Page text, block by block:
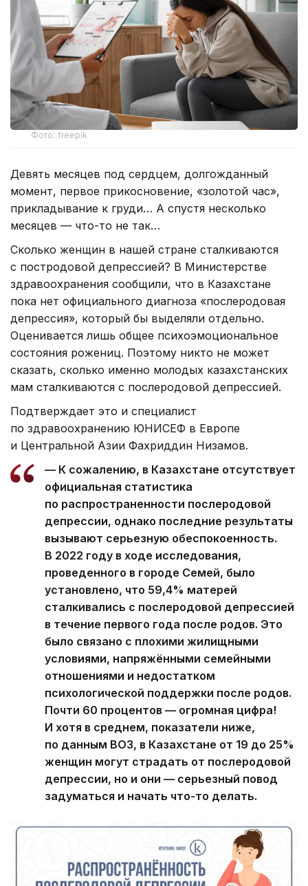
Фото: freepik
Девять месяцев под сердцем, долгожданный
момент, первое прикосновение, «золотой час»,
прикладывание к груди… А спустя несколько
месяцев — что-то не так…
Сколько женщин в нашей стране сталкиваются
с постродовой депрессией? В Министерстве
здравоохранения сообщили, что в Казахстане
пока нет официального диагноза «послеродовая
депрессия», который бы выделяли отдельно.
Оценивается лишь общее психоэмоциональное
состояния рожениц. Поэтому никто не может
сказать, сколько именно молодых казахстанских
мам сталкиваются с послеродовой депрессией.
Подтверждает это и специалист
по здравоохранению ЮНИСЕФ в Европе
и Центральной Азии Фахриддин Низамов.
— К сожалению, в Казахстане отсутствует
официальная статистика
по распространенности послеродовой
депрессии, однако последние результаты
вызывают серьезную обеспокоенность.
В 2022 году в ходе исследования,
проведенного в городе Семей, было
установлено, что 59,4% матерей
сталкивались с послеродовой депрессией
в течение первого года после родов. Это
было связано с плохими жилищными
условиями, напряжёнными семейными
отношениями и недостатком
психологической поддержки после родов.
Почти 60 процентов — огромная цифра!
И хотя в среднем, показатели ниже,
по данным ВОЗ, в Казахстане от 19 до 25%
женщин могут страдать от послеродовой
депрессии, но и они — серьезный повод
задуматься и начать что-то делать.